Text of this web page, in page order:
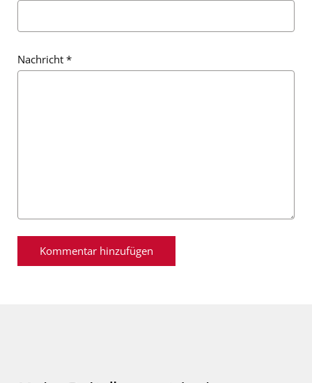
Nachricht *